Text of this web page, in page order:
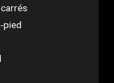
pied